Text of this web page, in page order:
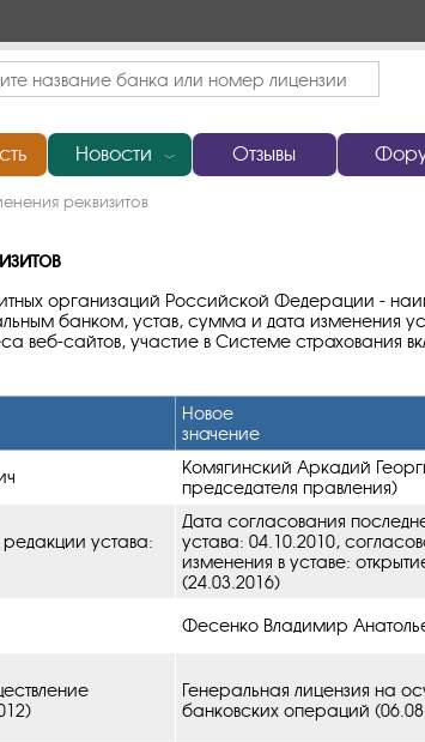
Новости ﹀ Отзывы
реквизитов
организаций Российской Федерации -
банком, устав, сумма и дата изменения
сайтов, участие в Системе страхования
Новое
значение
Комягинский Аркадий
председателя правления)
устава:
Дата согласования
устава: 04.10.2010,
изменения в уставe:
(24.03.2016)
Фесенко Владимир
Генеральная лицензия на
банковских операций